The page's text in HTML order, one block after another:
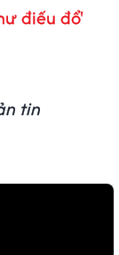
điếu đổ'
tin